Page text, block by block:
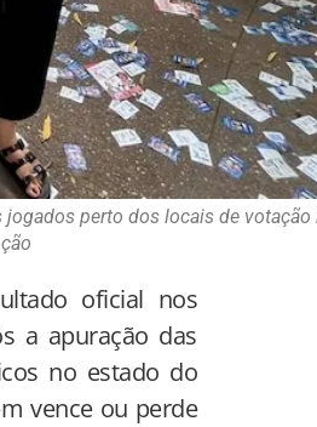
perto dos locais de
oficial nos
a apuração das
no estado do
vence ou perde